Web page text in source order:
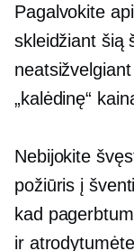
Pagalvokite
skleidžiant šią
„kalėdinę“
Nebijokite
požiūris į
kad
ir